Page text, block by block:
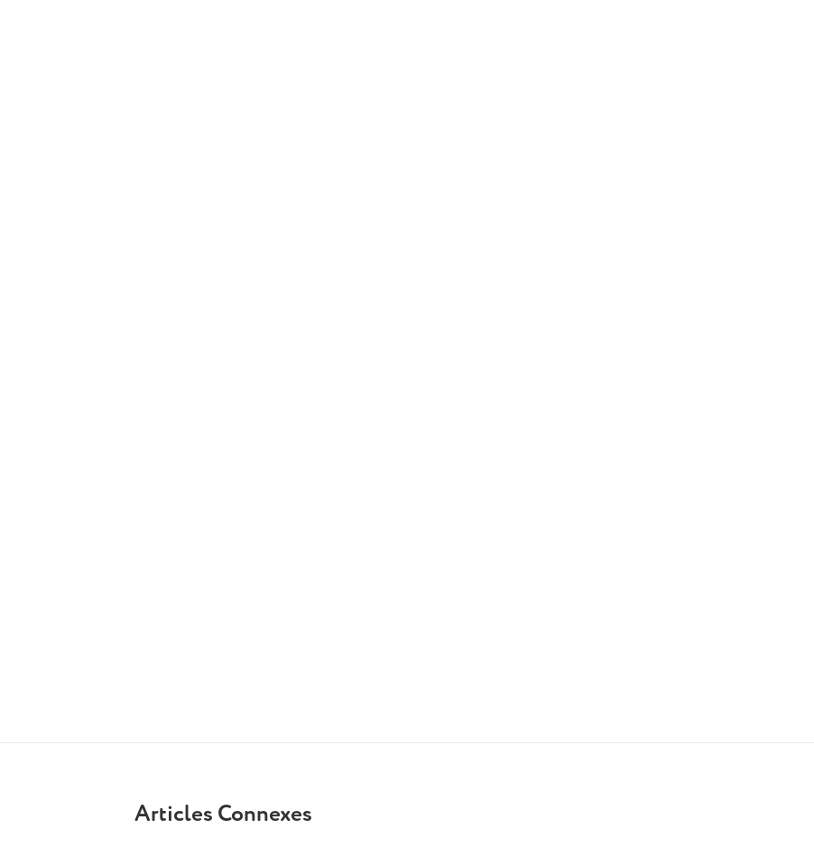
Articles Connexes